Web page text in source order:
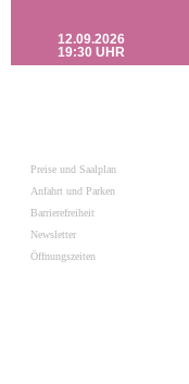
12.09.2026
19:30 UHR
Preise und Saalplan
Anfahrt und Parken
Barrierefreiheit
Newsletter
Öffnungszeiten